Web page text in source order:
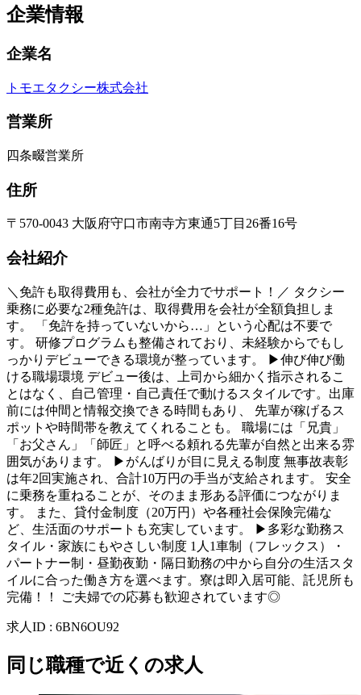
企業情報
企業名
トモエタクシー株式会社
営業所
四条畷営業所
住所
〒570-0043 大阪府守口市南寺方東通5丁目26番16号
会社紹介
＼免許も取得費用も、会社が全力でサポート！／ タクシー
乗務に必要な2種免許は、取得費用を会社が全額負担しま
す。 「免許を持っていないから…」という心配は不要で
す。 研修プログラムも整備されており、未経験からでもし
っかりデビューできる環境が整っています。 ▶伸び伸び働
ける職場環境 デビュー後は、上司から細かく指示されるこ
とはなく、自己管理・自己責任で動けるスタイルです。出庫
前には仲間と情報交換できる時間もあり、 先輩が稼げるス
ポットや時間帯を教えてくれることも。 職場には「兄貴」
「お父さん」「師匠」と呼べる頼れる先輩が自然と出来る雰
囲気があります。 ▶がんばりが目に見える制度 無事故表彰
は年2回実施され、合計10万円の手当が支給されます。 安全
に乗務を重ねることが、そのまま形ある評価につながりま
す。 また、貸付金制度（20万円）や各種社会保険完備な
ど、生活面のサポートも充実しています。 ▶多彩な勤務ス
タイル・家族にもやさしい制度 1人1車制（フレックス）・
パートナー制・昼勤夜勤・隔日勤務の中から自分の生活スタ
イルに合った働き方を選べます。寮は即入居可能、託児所も
完備！！ ご夫婦での応募も歓迎されています◎
求人ID : 6BN6OU92
同じ職種で近くの求人